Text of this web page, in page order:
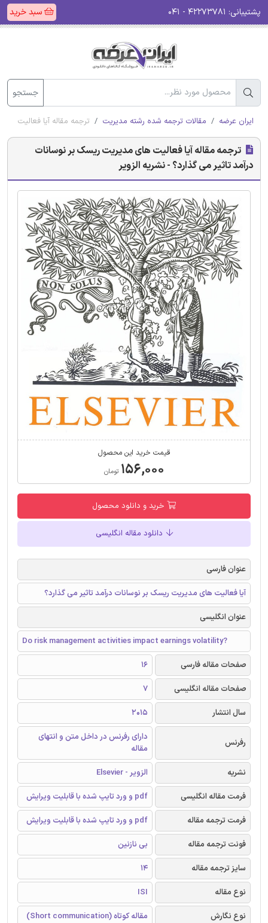
پشتیبانی: سبد خرید
جستجو
ایران عرضه مقالات ترجمه شده رشته مدیریت ترجمه مقاله آیا فعالیت
ترجمه مقاله آیا فعالیت های مدیریت ریسک بر نوسانات
درآمد تاثیر می گذارد؟ - نشریه الزویر
قیمت خرید این محصول
۱۵۶,۰۰۰ تومان
خرید و دانلود محصول
دانلود مقاله انگلیسی
عنوان فارسی
آیا فعالیت های مدیریت ریسک بر نوسانات درآمد تاثیر می گذارد؟
عنوان انگلیسی
Do risk management activities impact earnings volatility?
صفحات مقاله فارسی
16
صفحات مقاله انگلیسی
7
سال انتشار
2015
رفرنس
دارای رفرنس در داخل متن و انتهای
مقاله
نشریه
الزویر - Elsevier
فرمت مقاله انگلیسی
pdf و ورد تایپ شده با قابلیت ویرایش
فرمت ترجمه مقاله
pdf و ورد تایپ شده با قابلیت ویرایش
فونت ترجمه مقاله
بی نازنین
سایز ترجمه مقاله
14
نوع مقاله
ISI
نوع نگارش
مقاله کوتاه (Short communication)